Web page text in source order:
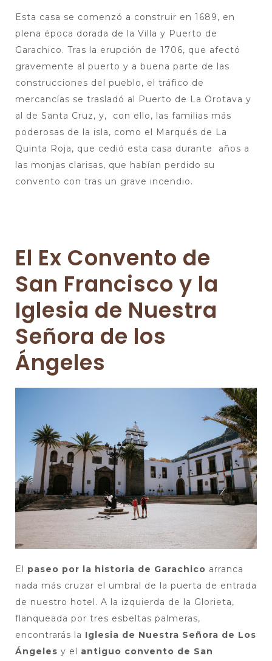
Esta casa se comenzó a construir en 1689, en
plena época dorada de la Villa y Puerto de
Garachico. Tras la erupción de 1706, que afectó
gravemente al puerto y a buena parte de las
construcciones del pueblo, el tráfico de
mercancías se trasladó al Puerto de La Orotava y
al de Santa Cruz, y, con ello, las familias más
poderosas de la isla, como el Marqués de La
Quinta Roja, que cedió esta casa durante años a
las monjas clarisas, que habían perdido su
convento con tras un grave incendio.
El Ex Convento de
San Francisco y la
Iglesia de Nuestra
Señora de los
Ángeles
El paseo por la historia de Garachico arranca
nada más cruzar el umbral de la puerta de entrada
de nuestro hotel. A la izquierda de la Glorieta,
flanqueada por tres esbeltas palmeras,
encontrarás la Iglesia de Nuestra Señora de Los
Ángeles y el antiguo convento de San